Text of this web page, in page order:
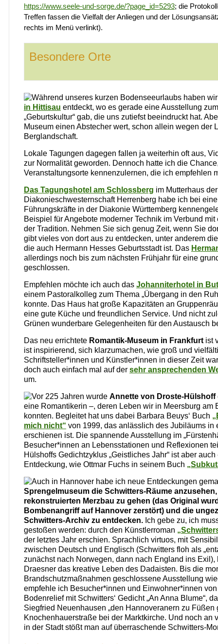
https://www.seele-und-sorge.de/?page_id=5293; die
Treffen fassen die Vielfalt der Anliegen und der
rechts im Menü verlinkt).
Besondere Orte
Während unseres kurzen Bodenseeurlaubs haben
in Hittisau entdeckt, wo es gerade eine Ausstellung
„Geburtskultur“ gab, die uns zutiefst beeindruckt hat.
Museum einen Abstecher wert, schon allein wegen der
Berglandschaft.
Lokale Tagungen dagegen fallen ja weiterhin oft aus,
zur Normalität geworden. Dennoch hatte ich die
Veranstaltungsorte kennenzulernen, die ich empfehlen
Das Tagungshotel am Schlossberg im Mutterhaus der
Diakonieschwesternschaft Herrenberg habe ich bei
Führungskräfte in der Diakonie Württemberg
Beispiel für Angebote moderner Technik im Verbund
der Tradition. Nehmen Sie sich genug Zeit, wenn Sie
gibt vieles von dort aus zu entdecken, unter anderem
die auch Hermann Hesses Geburtsstadt ist. Das
allerdings noch bis zum nächsten Frühjahr für eine
geschlossen.
Empfehlen möchte ich auch das Johanniterhotel in
einem Pastoralkolleg zum Thema „Übergang in den
konnte. Das Haus hat große Kapazitäten an
eine gute Küche und freundlichen Service. Und nicht
Grünen wunderbare Gelegenheiten für den Austausch
Das neu errichtete Romantik-Museum in Frankfurtist
ist inspirierend, sich klarzumachen, wie groß und
Schriftsteller*innen und Künstler*innen in dieser Zeit
doch auch einfach mal auf der sehr ansprechenden
um.
Vor 225 Jahren wurde Annette von Droste-Hülshoff
eine Romantikerin –, deren Leben wir in Meersburg am
konnten. Begleitet hat uns dabei Barbara Beuys‘ Buch
mich nicht“ von 1999, das anlässlich des Jubiläums in
erschienen ist. Die spannende Ausstellung im
Besucher*innen an Lebensstationen und Reflexionen
Hülshoffs Gedichtzyklus „Geistliches Jahr“ ist aber
Entdeckung, wie Ottmar Fuchs in seinem Buch
Auch in Hannover habe ich neue Entdeckungen
Sprengelmuseum die Schwitters-Räume
rekonstruierten Merzbau zu gehen (das Original
Bombenangriff auf Hannover zerstört) und die
Schwitters-Archiv zu entdecken.Ich gebe zu, ich
gestoßen werden: durch den Künstlerroman
der letztes Jahr erschien. Sprachlich virtuos, mit
zwischen Deutsch und Englisch (Schwitters floh als
zunächst nach Norwegen, dann nach England ins Exil),
Draesner das kreative Leben des Dadaisten. Bis die
Brandschutzmaßnahmen geschlossene Ausstellung
empfehle ich Besucher*innen und Einwohner*innen
Bodenrelief mit Schwitters‘ Gedicht „An Anna Blume“,
Siegfried Neuenhausen „den Hannoveranern zu Füßen
Knochenhauerstraße bei der Marktkirche. Und noch an
in der Stadt stößt man auf überraschende Schwitters-